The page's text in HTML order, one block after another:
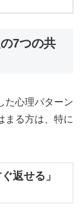
7つの共
た心理パターン
まる方は、特に
返せる」